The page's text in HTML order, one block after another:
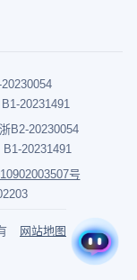
20231491
B2-20230054
20231491
号
网站地图